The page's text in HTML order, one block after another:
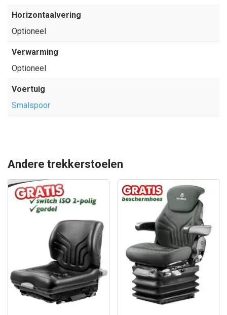
Horizontaalvering
Optioneel
Verwarming
Optioneel
Voertuig
Smalspoor
Andere trekkerstoelen